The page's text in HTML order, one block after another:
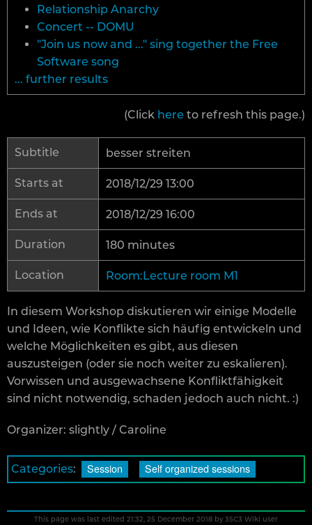
Relationship Anarchy
Concert -- DOMU
"Join us now and ..." sing together the Free
Software song
... further results
(Click here to refresh this page.)
Subtitle besser streiten
Starts at 2018/12/29 13:00
Ends at 2018/12/29 16:00
Duration 180 minutes
Location Room:Lecture room M1
In diesem Workshop diskutieren wir einige Modelle
und Ideen, wie Konflikte sich häufig entwickeln und
welche Möglichkeiten es gibt, aus diesen
auszusteigen (oder sie noch weiter zu eskalieren).
Vorwissen und ausgewachsene Konfliktfähigkeit
sind nicht notwendig, schaden jedoch auch nicht. :)
Organizer: slightly / Caroline
Categories: Session Self organized sessions
This page was last edited 21:32, 25 December 2018 by 35C3 Wiki user